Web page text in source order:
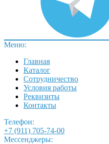
Меню:
Главная
Каталог
Сотрудничество
Условия работы
Реквизиты
Контакты
Телефон:
+7 (911) 705-74-00
Мессенджеры: